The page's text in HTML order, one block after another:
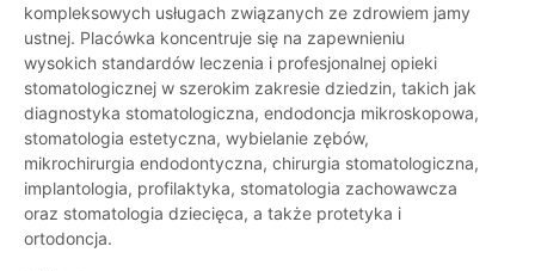
kompleksowych usługach związanych ze zdrowiem jamy
ustnej. Placówka koncentruje się na zapewnieniu
wysokich standardów leczenia i profesjonalnej opieki
stomatologicznej w szerokim zakresie dziedzin, takich jak
diagnostyka stomatologiczna, endodoncja mikroskopowa,
stomatologia estetyczna, wybielanie zębów,
mikrochirurgia endodontyczna, chirurgia stomatologiczna,
implantologia, profilaktyka, stomatologia zachowawcza
oraz stomatologia dziecięca, a także protetyka i
ortodoncja.